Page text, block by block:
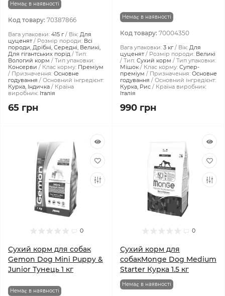
Немає в наявності
Код товару: 70387866
Вага упаковки: 415 г Вік: Для
цуценят
Розмір породи: Всі
породи, Дрібні, Середні, Великі,
Для гігантських порід
Тип:
Вологий корм
Тип упаковки:
Консерви
Клас корму: Преміум
Призначення: Основне
годування
Основний інгредієнт:
Курка, Індичка
Країна
виробник: Італія
65 грн
Немає в наявності
Код товару: 70004350
Вага упаковки: 3 кг Вік: Для
цуценят
Розмір породи: Великі
Тип: Сухий корм
Тип упаковки:
Мішок
Клас корму: Супер-
преміум
Призначення: Основне
годування
Основний інгредієнт:
Курка, Рис
Країна виробник:
Італія
990 грн
0
Сухий корм для собак
Gemon Dog Mini Puppy &
Junior Тунeць 1 кг
Немає в наявності
0
Сухий корм для
собакMonge Dog Medium
Starter Курка 1.5 кг
Немає в наявності